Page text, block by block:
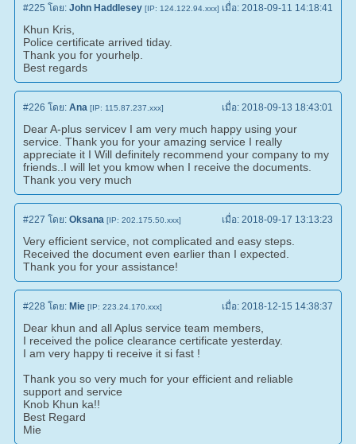
#225 โดย: John Haddlesey [IP: 124.122.94.xxx] เมื่อ: 2018-09-11 14:18:41
Khun Kris,
Police certificate arrived tiday.
Thank you for yourhelp.
Best regards
#226 โดย: Ana [IP: 115.87.237.xxx] เมื่อ: 2018-09-13 18:43:01
Dear A-plus servicev I am very much happy using your
service. Thank you for your amazing service I really
appreciate it I Will definitely recommend your company to my
friends..I will let you kmow when I receive the documents.
Thank you very much
#227 โดย: Oksana [IP: 202.175.50.xxx] เมื่อ: 2018-09-17 13:13:23
Very efficient service, not complicated and easy steps.
Received the document even earlier than I expected.
Thank you for your assistance!
#228 โดย: Mie [IP: 223.24.170.xxx] เมื่อ: 2018-12-15 14:38:37
Dear khun and all Aplus service team members,
I received the police clearance certificate yesterday.
I am very happy ti receive it si fast !
Thank you so very much for your efficient and reliable
support and service
Knob Khun ka!!
Best Regard
Mie